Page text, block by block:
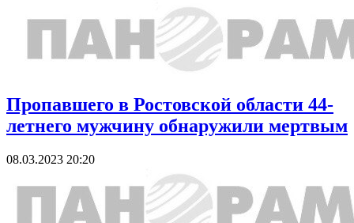
Пропавшего в Ростовской области 44-
летнего мужчину обнаружили мертвым
08.03.2023 20:20